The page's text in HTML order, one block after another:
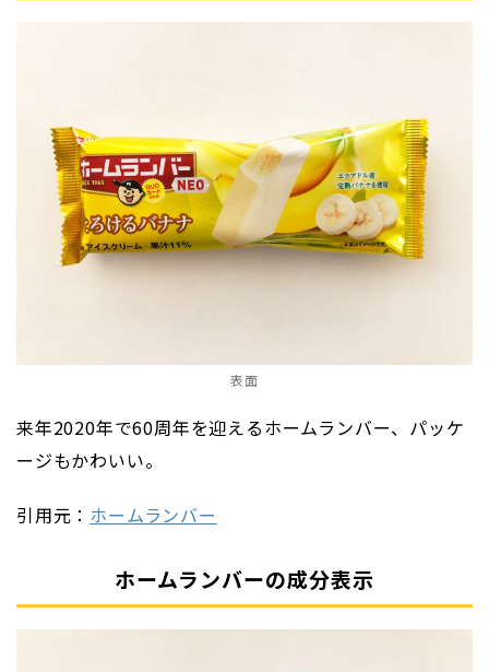
表面
来年2020年で60周年を迎えるホームランバー、パッケ
ージもかわいい。
引用元： ホームランバー
ホームランバーの成分表示